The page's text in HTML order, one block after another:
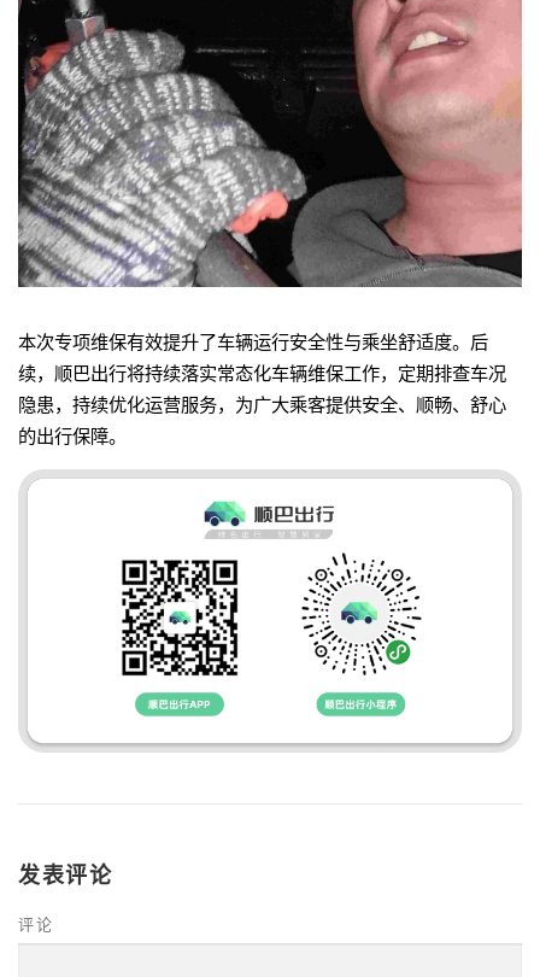
本次专项维保有效提升了车辆运行安全性与乘坐舒适度。后
续，顺巴出行将持续落实常态化车辆维保工作，定期排查车况
隐患，持续优化运营服务，为广大乘客提供安全、顺畅、舒心
的出行保障。
发表评论
评论